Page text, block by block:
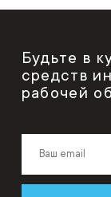
Будьте в
средств
рабочей